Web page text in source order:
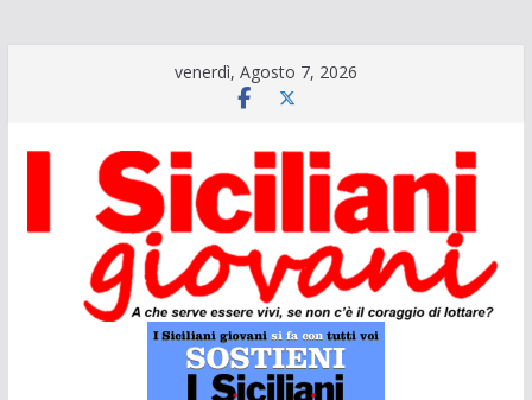
venerdì, Agosto 7, 2026